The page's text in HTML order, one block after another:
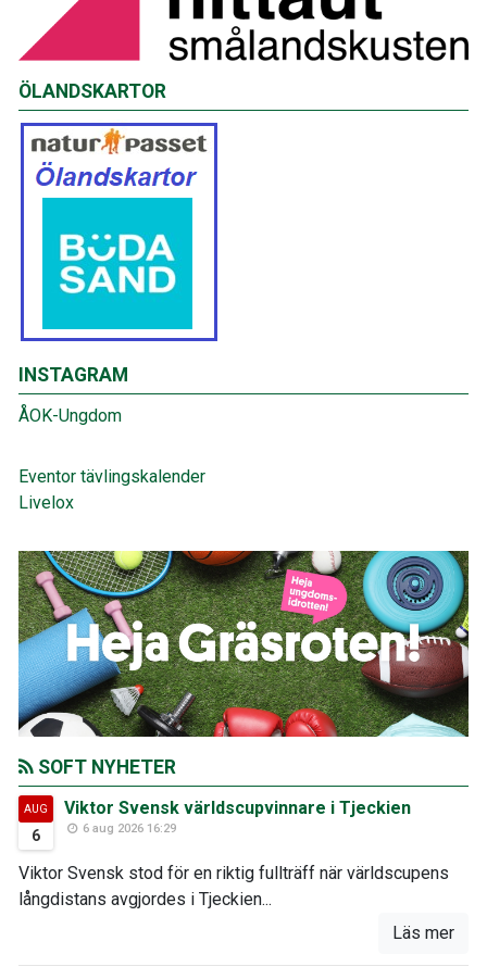
ÖLANDSKARTOR
INSTAGRAM
ÅOK-Ungdom
Eventor tävlingskalender
Livelox
SOFT NYHETER
AUG
6
Viktor Svensk världscupvinnare i Tjeckien
6 aug 2026 16:29
Viktor Svensk stod för en riktig fullträff när världscupens
långdistans avgjordes i Tjeckien...
Läs mer